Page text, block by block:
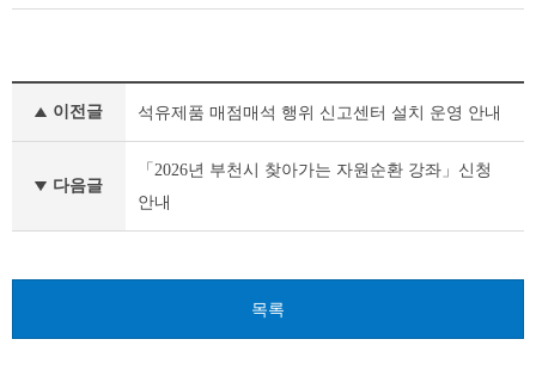
식
다
글
이전글 석유제품 매점매석 행위 신고센터 설치 운영 안내
다음글
「2026년 부천시 찾아가는 자원순환 강좌」신청
안내
목록